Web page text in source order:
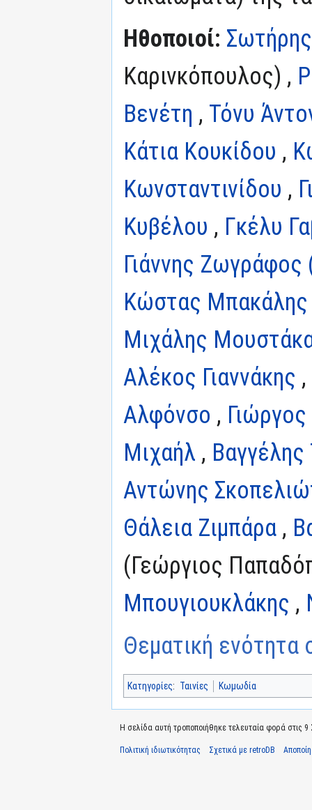
Ηθοποιοί:
Καρινκόπουλος) ,
Βενέτη , Τόνυ
Κάτια Κουκίδου ,
Κωνσταντινίδου ,
Κυβέλου , Γκέλυ
Γιάννης Ζωγράφος
Κώστας Μπακάλης
Μιχάλης
Αλέκος Γιαννάκης ,
Αλφόνσο ,
Μιχαήλ , Βαγγέλης
Αντώνης
Θάλεια Ζιμπάρα ,
(Γεώργιος
Μπουγιουκλάκης ,
Θεματική ενότητα
Κατηγορίες: Ταινίες Κωμωδία
Η σελίδα αυτή τροποποιήθηκε τελευταία φορά στις 9
Πολιτική ιδιωτικότητας Σχετικά με retroDB